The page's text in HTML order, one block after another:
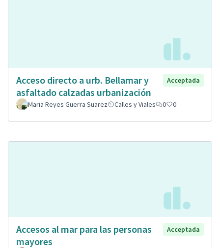
Acceso directo a urb. Bellamar y
asfaltado calzadas urbanización
Acceptada
Maria Reyes Guerra Suarez Calles y Viales 0 0
Accesos al mar para las personas
mayores
Acceptada